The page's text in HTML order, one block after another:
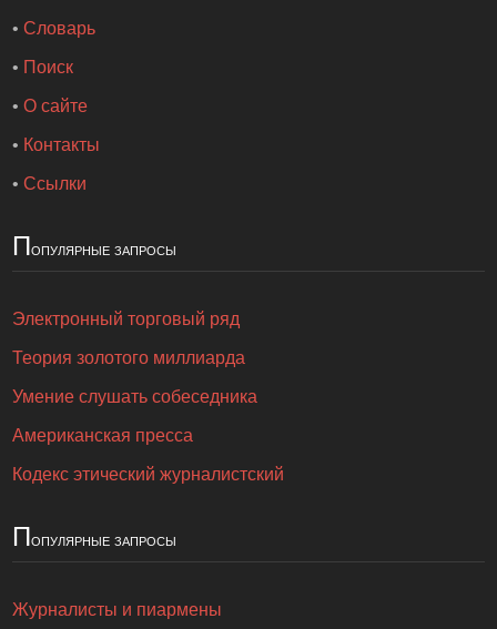
•Словарь
• Поиск
•О сайте
• Контакты
•Ссылки
Популярные запросы
Электронный торговый ряд
Теория золотого миллиарда
Умение слушать собеседника
Американская пресса
Кодекс этический журналистский
Популярные запросы
Журналисты и пиармены